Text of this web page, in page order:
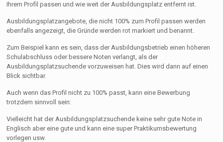
Ihrem Profil passen und wie weit der Ausbildungsplatz entfernt ist.
Ausbildungsplatzangebote, die nicht 100% zum Profil passen werden
ebenfalls angezeigt, die Gründe werden rot markiert und benannt.
Zum Beispiel kann es sein, dass der Ausbildungsbetrieb einen höheren
Schulabschluss oder bessere Noten verlangt, als der
Ausbildungsplatzsuchende vorzuweisen hat. Dies wird dann auf einen
Blick sichtbar.
Auch wenn das Profil nicht zu 100% passt, kann eine Bewerbung
trotzdem sinnvoll sein:
Vielleicht hat der Ausbildungsplatzsuchende keine sehr gute Note in
Englisch aber eine gute und kann eine super Praktikumsbewertung
vorlegen usw.